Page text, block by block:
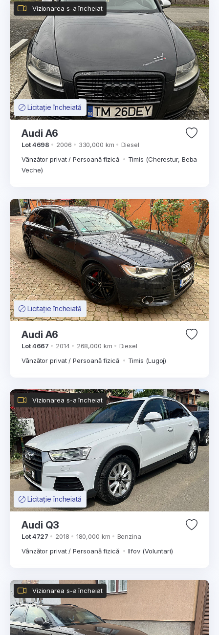
Licitație încheiată
Vizionarea s-a încheiat
Audi A6
Lot 4698 2006 330,000 km
Diesel
Vânzător privat / Persoană fizică
Timis (Cherestur, Beba
Veche)
Licitație încheiată
Audi A6
Lot 4667 2014 268,000 km
Diesel
Vânzător privat / Persoană fizică
Timis (Lugoj)
Licitație încheiată
Vizionarea s-a încheiat
Audi Q3
Lot 4727 2018 180,000 km
Benzina
Vânzător privat / Persoană fizică
Ilfov (Voluntari)
Vizionarea s-a încheiat